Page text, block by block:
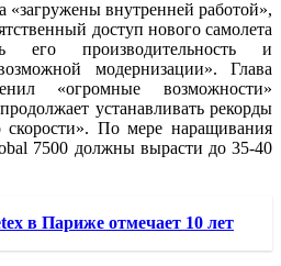
«загружены внутренней работой»,
доступ нового самолета
его производительность и
модернизации». Глава
«огромные возможности»
устанавливать рекорды
скорости». По мере наращивания
7500 должны вырасти до 35-40
в Париже отмечает 10 лет